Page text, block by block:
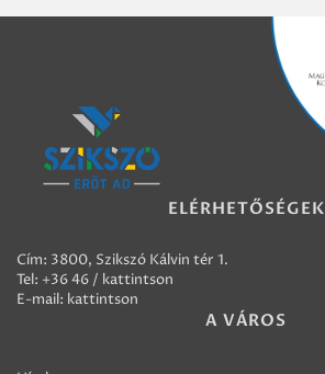
ELÉRHETŐSÉGEK
Cím: 3800, Szikszó Kálvin tér 1.
Tel: +36 46 / kattintson
E-mail: kattintson
A VÁROS